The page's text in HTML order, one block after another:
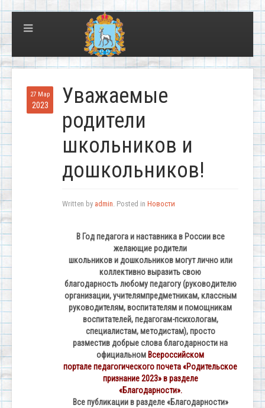
27 Мар
2023
Уважаемые
родители
школьников и
дошкольников!
Written by admin. Posted in Новости
В Год педагога и наставника в России все
желающие родители
школьников и дошкольников могут лично или
коллективно выразить свою
благодарность любому педагогу (руководителю
организации, учителямпредметникам, классным
руководителям, воспитателям и помощникам
воспитателей, педагогам-психологам,
специалистам, методистам), просто
разместив добрые слова благодарности на
официальном Всероссийском
портале педагогического почета «Родительское
признание 2023» в разделе
«Благодарности».
Все публикации в разделе «Благодарности»